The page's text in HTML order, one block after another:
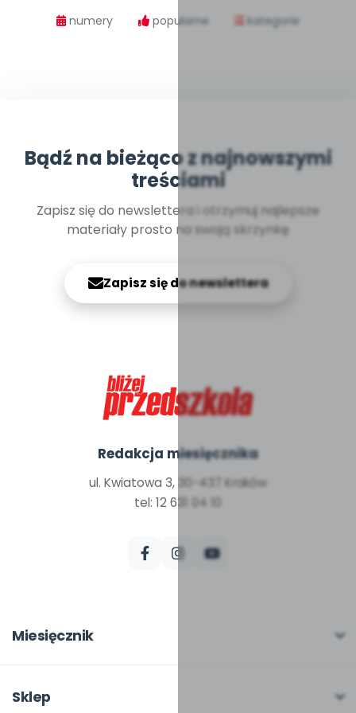
numery popularne kategorie
Bądź na bieżąco z najnowszymi
treściami
Zapisz się do newslettera i otrzymuj najlepsze
materiały prosto na swoją skrzynkę
Zapisz się do newslettera
Redakcja miesięcznika
ul. Kwiatowa 3, 30-437 Kraków
tel: 12 631 04 10
Miesięcznik
W numerze
Sklep